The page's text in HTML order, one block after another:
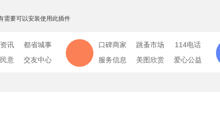
需要可以安装使用此插件
讯
都省城事
意 交友中心
口碑商家 跳蚤市场
114电话
服务信息
美图欣赏 爱心公益